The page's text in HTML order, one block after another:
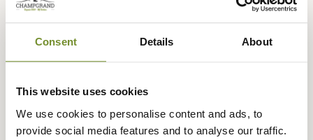
Consent Details About
This website uses cookies
We use cookies to personalise content and ads, to
provide social media features and to analyse our traffic.
pour les randonnées prolongées en terrain alpin léger. Les
concepteurs de Meindl ont conçu la Litepeak GTX avec
des technologies axées sur le confort et une protection
optimale pour les excursions en nature.
doublure Gore-Tex qui empêche les infiltrations d'eau et
garder les Chaussures Litepeak GTX imperméables tout
en maintenant la respirabilité.